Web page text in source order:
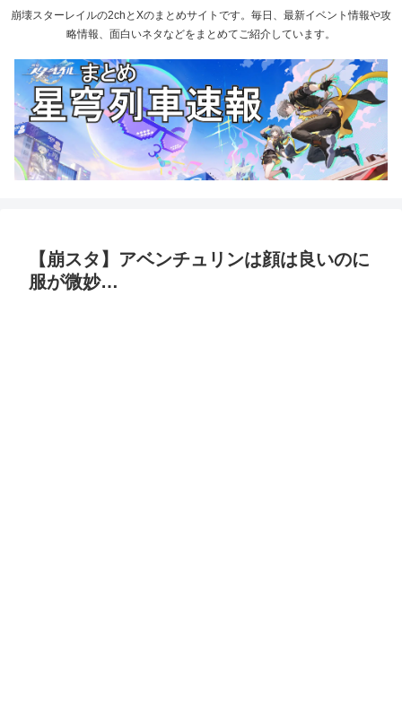
崩壊スターレイルの2chとXのまとめサイトです。毎日、最新イベント情報や攻
略情報、面白いネタなどをまとめてご紹介しています。
【崩スタ】アベンチュリンは顔は良いのに
服が微妙…